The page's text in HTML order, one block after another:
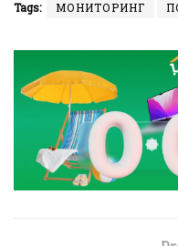
Tags: МОНИТОРИНГ